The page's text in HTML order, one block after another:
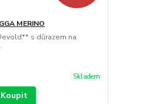
MERINO
s důrazem na
Skladem
Koupit